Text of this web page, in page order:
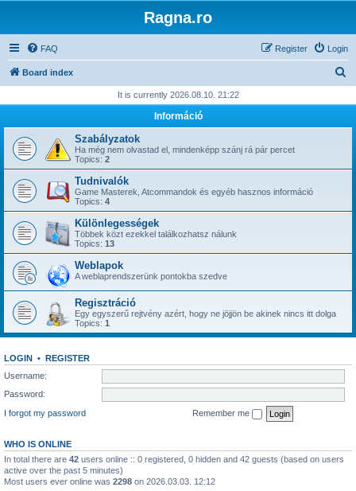
Ragna.ro
FAQ Login
Register
Board index
r
h
It is currently 2026.08.10. 21:22
Információ
Szabályzatok
Ha még nem olvastad el, mindenképp szánj rá pár percet
Topics: 2
Tudnivalók
Game Masterek, Atcommandok és egyéb hasznos információ
Topics: 4
Különlegességek
Többek közt ezekkel találkozhatsz nálunk
Topics: 13
Weblapok
A weblaprendszerünk pontokba szedve
Regisztráció
Egy egyszerű rejtvény azért, hogy ne jöjjön be akinek nincs itt dolga
Topics: 1
LOGIN • REGISTER
Username:
Password:
I forgot my password
Remember me
WHO IS ONLINE
In total there are 42 users online :: 0 registered, 0 hidden and 42 guests (based on users
active over the past 5 minutes)
Most users ever online was 2298 on 2026.03.03. 12:12